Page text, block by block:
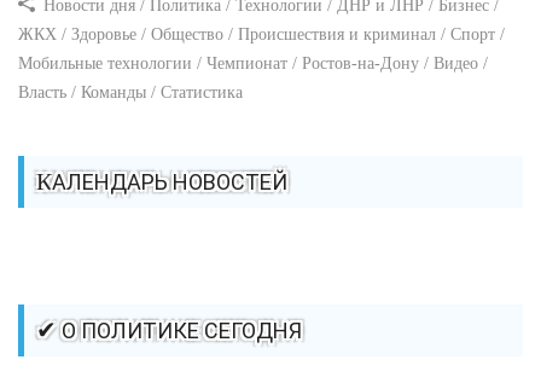
Новости дня / Политика / Технологии / ДНР и ЛНР / Бизнес /
ЖКХ / Здоровье / Общество / Происшествия и криминал / Спорт /
Мобильные технологии / Чемпионат / Ростов-на-Дону / Видео /
Власть / Команды / Статистика
КАЛЕНДАРЬ НОВОСТЕЙ
✔ О ПОЛИТИКЕ СЕГОДНЯ